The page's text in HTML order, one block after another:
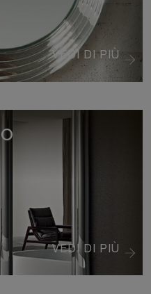
VEDI DI PIÙ
VEDI DI PIÙ